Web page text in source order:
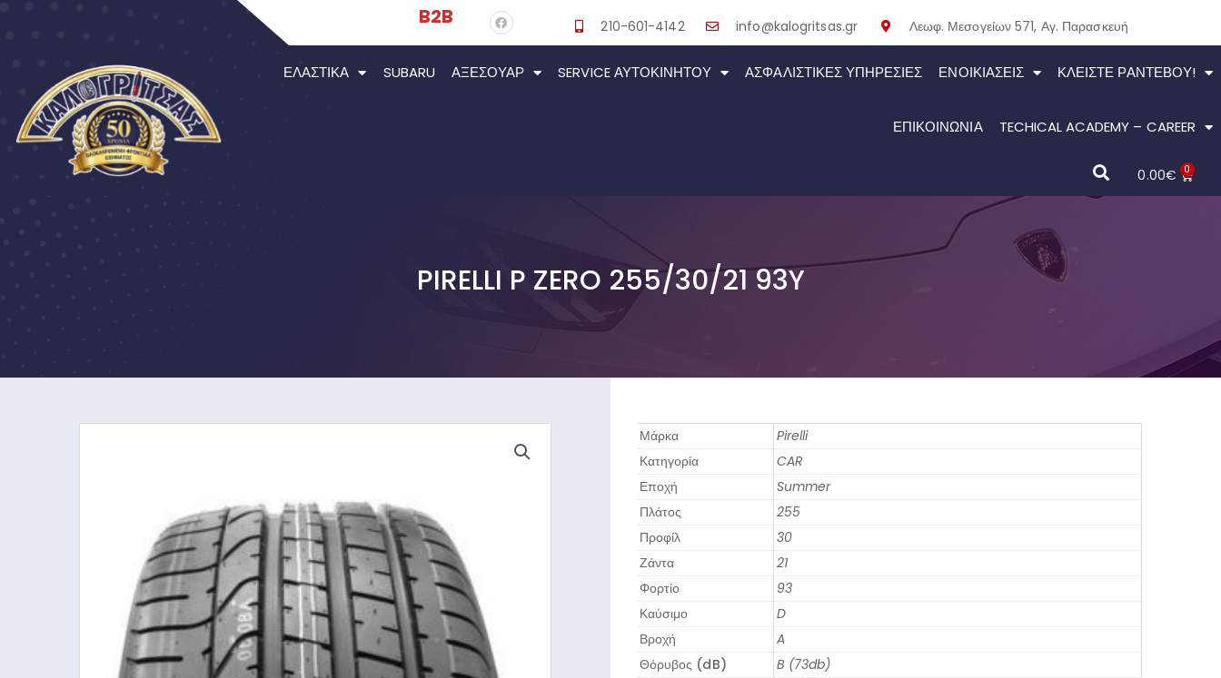
B2B 210-601-4142 info@kalogritsas.gr Λεωφ. Μεσογείων 571, Αγ. Παρασκευή
ΕΛΑΣΤΙΚΆ SUBARU ΑΞΕΣΟΥΆΡ SERVICE ΑΥΤΟΚΙΝΉΤΟΥ ΑΣΦΑΛΙΣΤΙΚΕΣ ΥΠΗΡΕΣΙΕΣ ΕΝΟΙΚΙΆΣΕΙΣ ΚΛΕΊΣΤΕ ΡΑΝΤΕΒΟΎ!
ΕΠΙΚΟΙΝΩΝΙΑ TECHICAL ACADEMY – CAREER
0.00€ 0
PIRELLI P ZERO 255/30/21 93Y
Μάρκα
Pirelli
Κατηγορία
CAR
Εποχή
Summer
Πλάτος
255
Προφίλ
30
Ζάντα
21
Φορτίο
93
Καύσιμο
D
Βροχή
A
Θόρυβος (dB)
B (73db)